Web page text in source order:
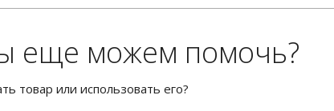
еще можем помочь?
товар или использовать его?